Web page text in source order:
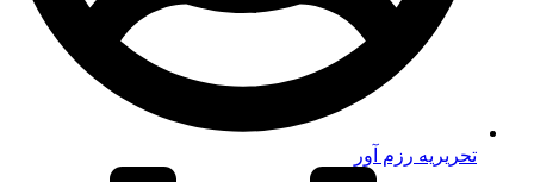
تحریریه رزم آور